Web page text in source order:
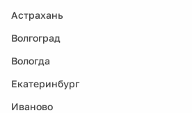
Астрахань
Волгоград
Вологда
Екатеринбург
Иваново